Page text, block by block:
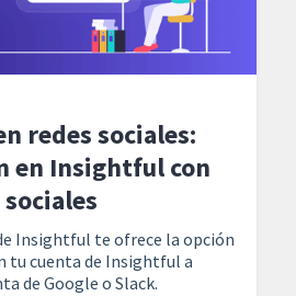
redes sociales:
en Insightful con
Insightful te ofrece la opción
tu cuenta de Insightful a
de Google o Slack.